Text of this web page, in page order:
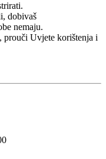
dobivaš
nemaju.
Uvjete korištenja i